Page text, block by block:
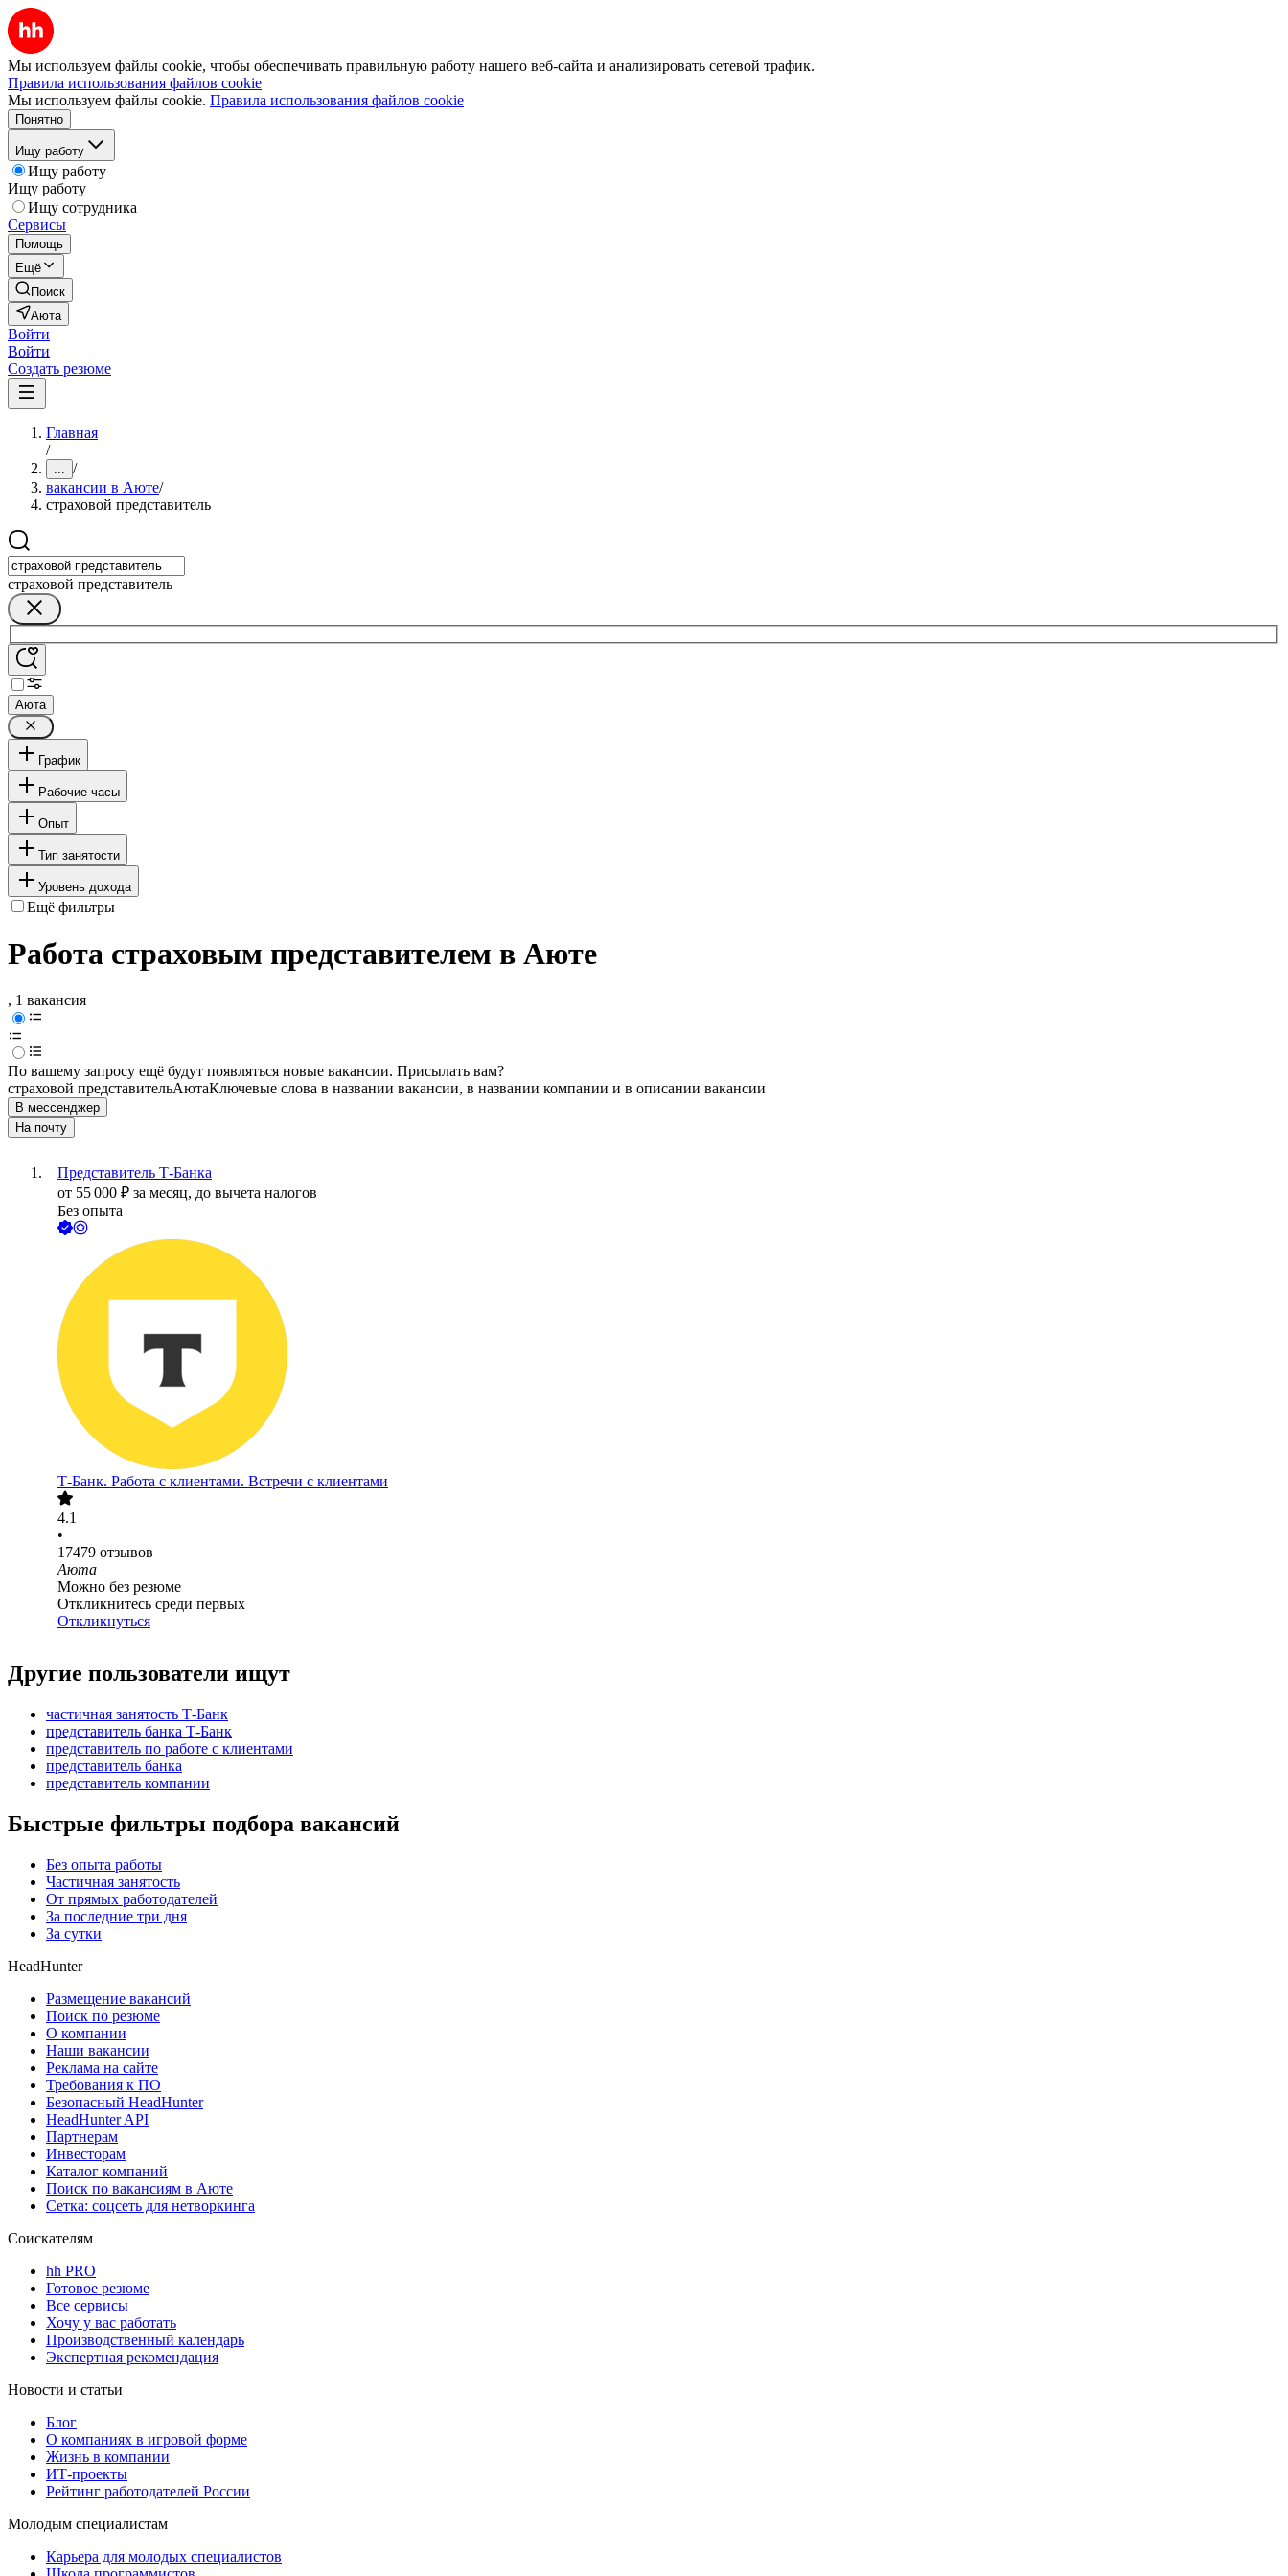
Мы используем файлы cookie, чтобы обеспечивать правильную работу нашего веб-сайта и анализировать сетевой трафик.
Правила использования файлов cookie
Мы используем файлы cookie. Правила использования файлов cookie
Понятно
Ищу работу
Ищу работу
Ищу работу
Ищу сотрудника
Сервисы
Помощь
Ещё
Поиск
Аюта
Войти
Войти
Создать резюме
Главная
/
... /
вакансии в Аюте/
страховой представитель
страховой представитель
Аюта
График
Рабочие часы
Опыт
Тип занятости
Уровень дохода
Ещё фильтры
Работа страховым представителем в Аюте
, 1 вакансия
По вашему запросу ещё будут появляться новые вакансии. Присылать вам?
страховой представительАютаКлючевые слова в названии вакансии, в названии компании и в описании вакансии
В мессенджер
На почту
Представитель Т-Банка
от 55 000 ₽ за месяц, до вычета налогов
Без опыта
Т-Банк. Работа с клиентами. Встречи с клиентами
4.1
•
17479 отзывов
Аюта
Можно без резюме
Откликнитесь среди первых
Откликнуться
Другие пользователи ищут
частичная занятость Т-Банк
представитель банка Т-Банк
представитель по работе с клиентами
представитель банка
представитель компании
Быстрые фильтры подбора вакансий
Без опыта работы
Частичная занятость
От прямых работодателей
За последние три дня
За сутки
HeadHunter
Размещение вакансий
Поиск по резюме
О компании
Наши вакансии
Реклама на сайте
Требования к ПО
Безопасный HeadHunter
HeadHunter API
Партнерам
Инвесторам
Каталог компаний
Поиск по вакансиям в Аюте
Сетка: соцсеть для нетворкинга
Соискателям
hh PRO
Готовое резюме
Все сервисы
Хочу у вас работать
Производственный календарь
Экспертная рекомендация
Новости и статьи
Блог
О компаниях в игровой форме
Жизнь в компании
ИТ-проекты
Рейтинг работодателей России
Молодым специалистам
Карьера для молодых специалистов